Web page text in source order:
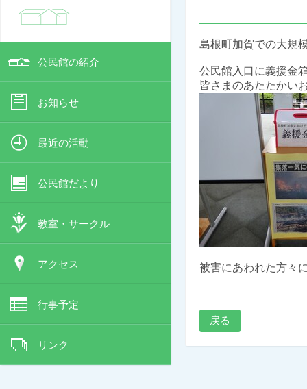
公民館の紹介
お知らせ
最近の活動
公民館だより
教室・サークル
アクセス
行事予定
リンク
島根町加賀での大規
公民館入口に義援金
皆さまのあたたかい
被害にあわれた方々
戻る